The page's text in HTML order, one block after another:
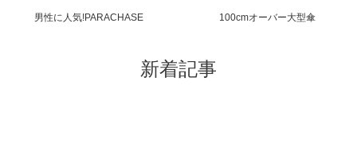
男性に人気!PARACHASE 100cmオーバー大型傘
新着記事